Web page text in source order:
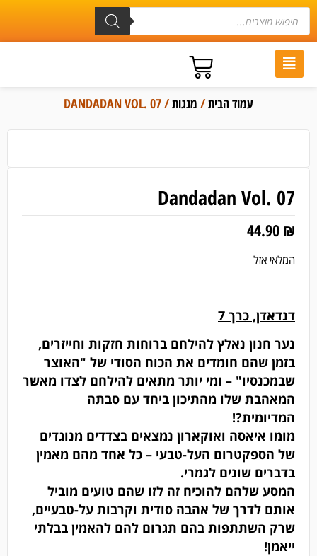
עמוד הבית/ מנגות/ DANDADAN VOL. 07
Dandadan Vol. 07
44.90 ₪
המלאי אזל
דנדאדן, כרך 7
נער חנון נאלץ להילחם ברוחות חזקות וחייזרים,
בזמן שהם חומדים את הכוח הסודי של "האוצר
שבמכנסיו" – ומי יותר מתאים להילחם לצדו מאשר
המאהבת שלו מהתיכון ביחד עם סבתה
המדיומית?!
מומו איאסה ואוקארון נמצאים בצדדים מנוגדים
של הספקטרום העל-טבעי – כל אחד מהם מאמין
בדברים שונים לגמרי.
המסע שלהם להוכיח זה לזו שהם טועים מוביל
אותם לדרך של אהבה סודית וקרבות על-טבעיים,
שרק השתתפות בהם תגרום להם להאמין בבלתי
ייאמן!